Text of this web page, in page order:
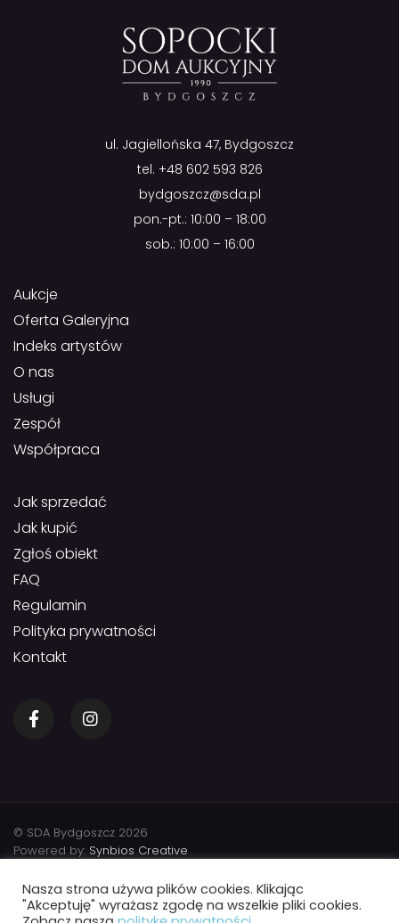
ul. Jagiellońska 47, Bydgoszcz
tel. +48 602 593 826
bydgoszcz@sda.pl
pon.-pt.: 10:00 – 18:00
sob.: 10:00 – 16:00
Aukcje
Oferta Galeryjna
Indeks artystów
O nas
Usługi
Zespół
Współpraca
Jak sprzedać
Jak kupić
Zgłoś obiekt
FAQ
Regulamin
Polityka prywatności
Kontakt
© SDA Bydgoszcz 2026
Powered by: Synbios Creative
Nasza strona używa plików cookies. Klikając
"Akceptuję" wyrażasz zgodę na wszelkie pliki cookies.